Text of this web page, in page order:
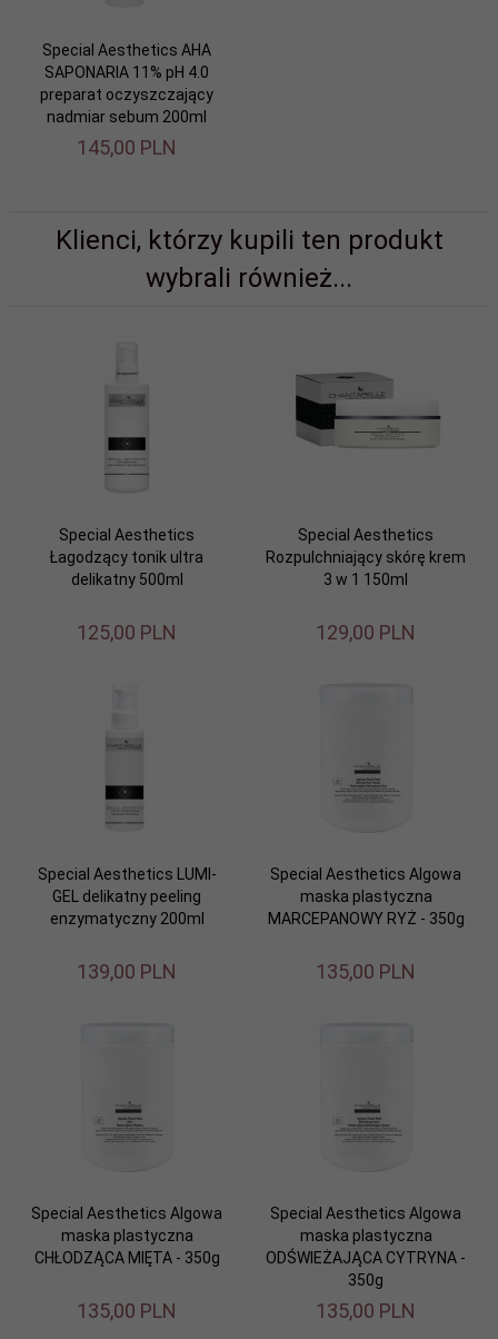
Special Aesthetics AHA
SAPONARIA 11% pH 4.0
preparat oczyszczający
nadmiar sebum 200ml
145,00 PLN
Klienci, którzy kupili ten produkt
wybrali również...
Special Aesthetics
Łagodzący tonik ultra
delikatny 500ml
125,00 PLN
Special Aesthetics
Rozpulchniający skórę krem
3 w 1 150ml
129,00 PLN
Special Aesthetics LUMI-
GEL delikatny peeling
enzymatyczny 200ml
139,00 PLN
Special Aesthetics Algowa
maska plastyczna
MARCEPANOWY RYŻ - 350g
135,00 PLN
Special Aesthetics Algowa
maska plastyczna
CHŁODZĄCA MIĘTA - 350g
135,00 PLN
Special Aesthetics Algowa
maska plastyczna
ODŚWIEŻAJĄCA CYTRYNA -
350g
135,00 PLN